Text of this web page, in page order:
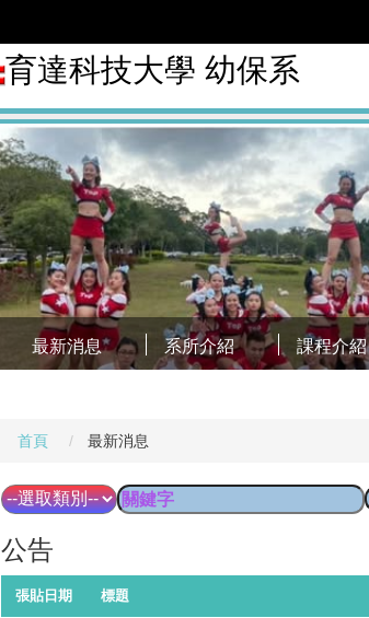
育達科技大學 幼保系
最新消息 系所介紹 課程介紹
首頁 最新消息
公告
張貼日期 標題